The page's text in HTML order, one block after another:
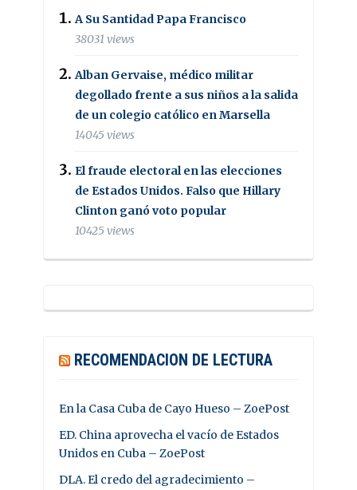
A Su Santidad Papa Francisco
38031 views
Alban Gervaise, médico militar
degollado frente a sus niños a la salida
de un colegio católico en Marsella
14045 views
El fraude electoral en las elecciones
de Estados Unidos. Falso que Hillary
Clinton ganó voto popular
10425 views
RECOMENDACION DE LECTURA
En la Casa Cuba de Cayo Hueso – ZoePost
ED. China aprovecha el vacío de Estados
Unidos en Cuba – ZoePost
DLA. El credo del agradecimiento –